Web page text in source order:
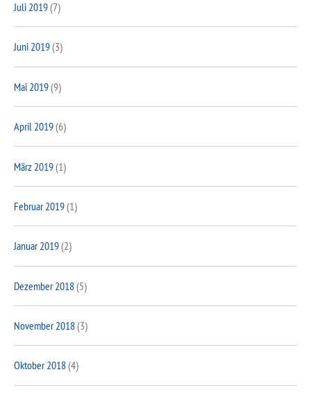
Juli 2019(7)
Juni 2019(3)
Mai 2019(9)
April 2019(6)
März 2019(1)
Februar 2019(1)
Januar 2019(2)
Dezember 2018(5)
November 2018(3)
Oktober 2018(4)